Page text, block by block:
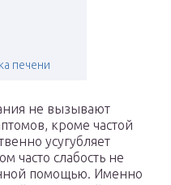
печени
не вызывают
кроме частой
усугубляет
часто слабость не
помощью. Именно